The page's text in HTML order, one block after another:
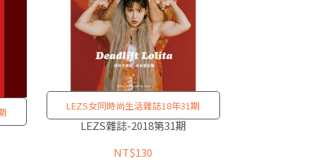
LEZS女同時尚生活雜誌18年31期
LEZS雜誌-2018第31期
NT$130